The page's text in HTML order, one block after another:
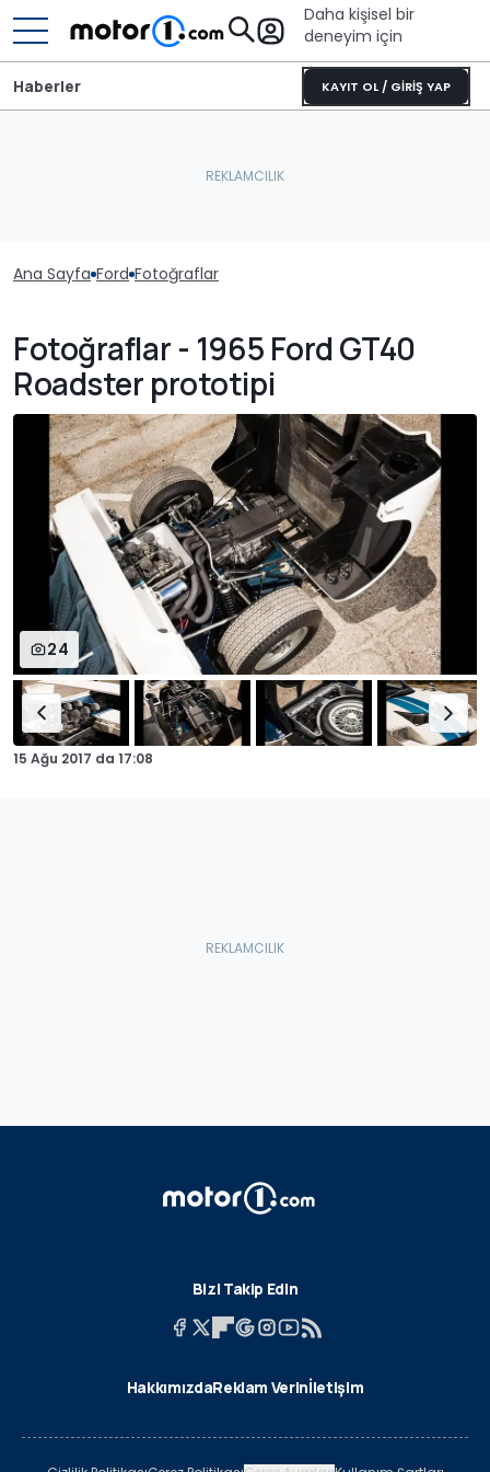
Daha kişisel bir
deneyim için
KAYIT OL / GİRİŞ YAP
Haberler
Ana Sayfa Ford Fotoğraflar
Fotoğraflar - 1965 Ford GT40
Roadster prototipi
24
15 Ağu 2017 da 17:08
Bizi Takip Edin
HakkımızdaReklam Verinİletişim